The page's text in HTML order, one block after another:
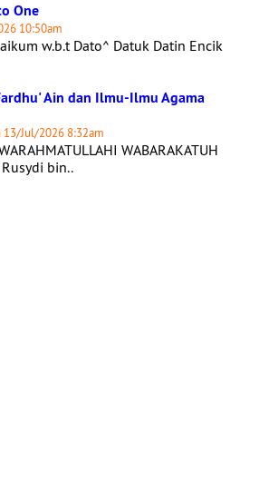
One
10:50am
w.b.t Dato^ Datuk Datin Encik
Ain dan Ilmu-Ilmu Agama
13/Jul/2026 8:32am
WABARAKATUH
bin..